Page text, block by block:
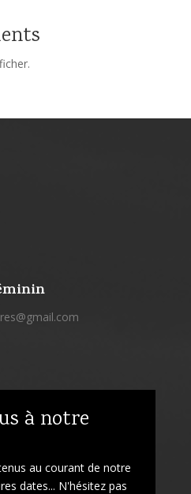
à notre
au courant de notre
dates... N'hésitez pas